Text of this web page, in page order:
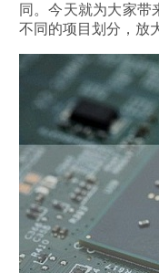
同。今天就为大家带
不同的项目划分，放